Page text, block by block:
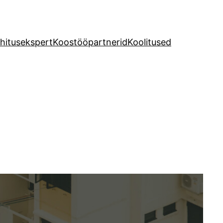
KoostööpartneridKoolitused